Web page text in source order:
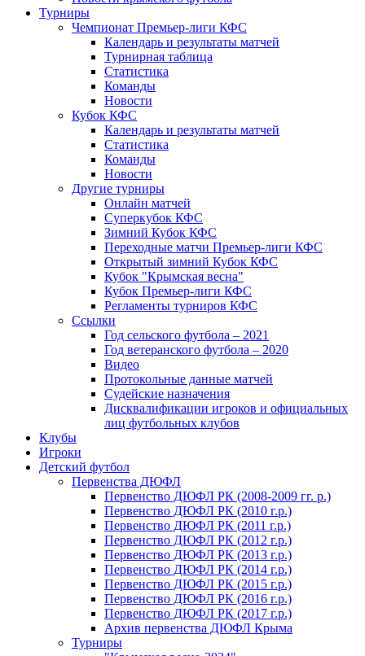
Турниры
Чемпионат Премьер-лиги КФС
Календарь и результаты матчей
Турнирная таблица
Статистика
Команды
Новости
Кубок КФС
Календарь и результаты матчей
Статистика
Команды
Новости
Другие турниры
Онлайн матчей
Суперкубок КФС
Зимний Кубок КФС
Переходные матчи Премьер-лиги КФС
Открытый зимний Кубок КФС
Кубок "Крымская весна"
Кубок Премьер-лиги КФС
Регламенты турниров КФС
Ссылки
Год сельского футбола – 2021
Год ветеранского футбола – 2020
Видео
Протокольные данные матчей
Судейские назначения
Дисквалификации игроков и официальных
лиц футбольных клубов
Клубы
Игроки
Детский футбол
Первенства ДЮФЛ
Первенство ДЮФЛ РК (2008-2009 гг. р.)
Первенство ДЮФЛ РК (2010 г.р.)
Первенство ДЮФЛ РК (2011 г.р.)
Первенство ДЮФЛ РК (2012 г.р.)
Первенство ДЮФЛ РК (2013 г.р.)
Первенство ДЮФЛ РК (2014 г.р.)
Первенство ДЮФЛ РК (2015 г.р.)
Первенство ДЮФЛ РК (2016 г.р.)
Первенство ДЮФЛ РК (2017 г.р.)
Архив первенства ДЮФЛ Крыма
Турниры